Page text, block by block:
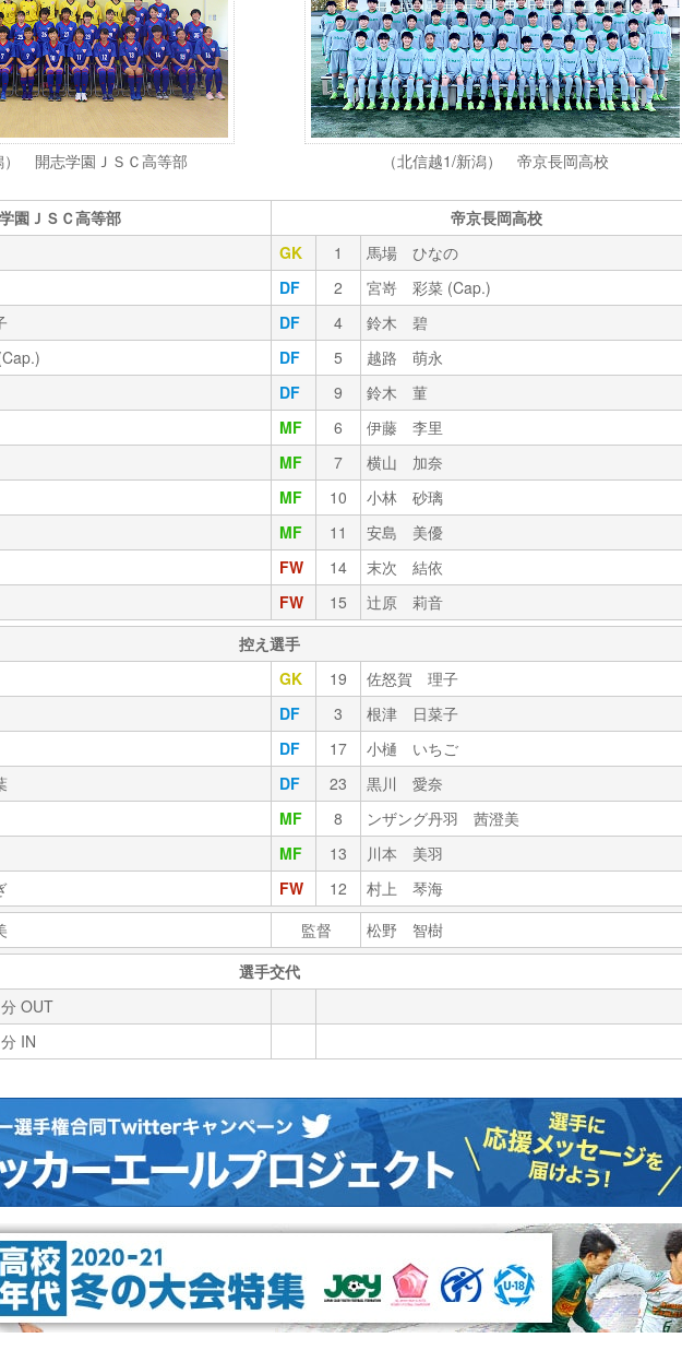
） 開志学園ＪＳＣ高等部 （北信越1/新潟） 帝京長岡高校
園ＪＳＣ高等部
帝京長岡高校
GK 1
馬場 ひなの
DF 2
宮嵜 彩菜 (Cap.)
DF 4
鈴木 碧
DF 5
越路 萌永
DF 9
鈴木 菫
MF 6
伊藤 李里
MF 7
横山 加奈
MF 10
小林 砂璃
MF 11
安島 美優
FW 14
末次 結依
FW 15
辻原 莉音
控え選手
GK 19
佐怒賀 理子
DF 3
根津 日菜子
DF 17
小樋 いちご
DF 23
黒川 愛奈
MF 8
ンザング丹羽 茜澄美
MF 13
川本 美羽
FW 12
村上 琴海
監督
松野 智樹
選手交代
OUT
IN